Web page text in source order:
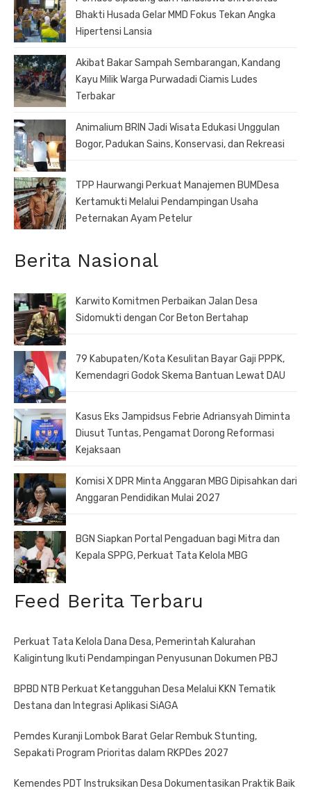
Bhakti Husada Gelar MMD Fokus Tekan Angka
Hipertensi Lansia
Akibat Bakar Sampah Sembarangan, Kandang
Kayu Milik Warga Purwadadi Ciamis Ludes
Terbakar
Animalium BRIN Jadi Wisata Edukasi Unggulan
Bogor, Padukan Sains, Konservasi, dan Rekreasi
TPP Haurwangi Perkuat Manajemen BUMDesa
Kertamukti Melalui Pendampingan Usaha
Peternakan Ayam Petelur
Berita Nasional
Karwito Komitmen Perbaikan Jalan Desa
Sidomukti dengan Cor Beton Bertahap
79 Kabupaten/Kota Kesulitan Bayar Gaji PPPK,
Kemendagri Godok Skema Bantuan Lewat DAU
Kasus Eks Jampidsus Febrie Adriansyah Diminta
Diusut Tuntas, Pengamat Dorong Reformasi
Kejaksaan
Komisi X DPR Minta Anggaran MBG Dipisahkan dari
Anggaran Pendidikan Mulai 2027
BGN Siapkan Portal Pengaduan bagi Mitra dan
Kepala SPPG, Perkuat Tata Kelola MBG
Feed Berita Terbaru
Perkuat Tata Kelola Dana Desa, Pemerintah Kalurahan
Kaligintung Ikuti Pendampingan Penyusunan Dokumen PBJ
BPBD NTB Perkuat Ketangguhan Desa Melalui KKN Tematik
Destana dan Integrasi Aplikasi SiAGA
Pemdes Kuranji Lombok Barat Gelar Rembuk Stunting,
Sepakati Program Prioritas dalam RKPDes 2027
Kemendes PDT Instruksikan Desa Dokumentasikan Praktik Baik